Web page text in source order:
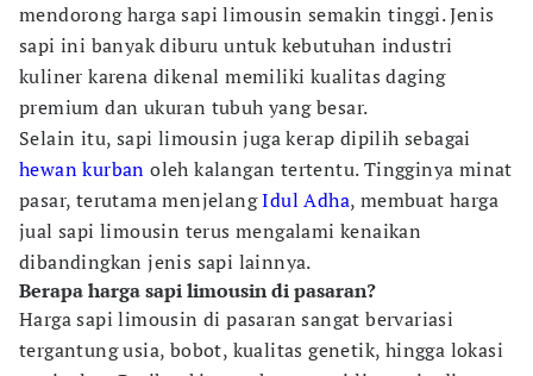
mendorong harga sapi limousin semakin tinggi. Jenis
sapi ini banyak diburu untuk kebutuhan industri
kuliner karena dikenal memiliki kualitas daging
premium dan ukuran tubuh yang besar.
Selain itu, sapi limousin juga kerap dipilih sebagai
hewan kurban oleh kalangan tertentu. Tingginya minat
pasar, terutama menjelangIdul Adha, membuat harga
jual sapi limousin terus mengalami kenaikan
dibandingkan jenis sapi lainnya.
Berapa harga sapi limousin di pasaran?
Harga sapi limousin di pasaran sangat bervariasi
tergantung usia, bobot, kualitas genetik, hingga lokasi